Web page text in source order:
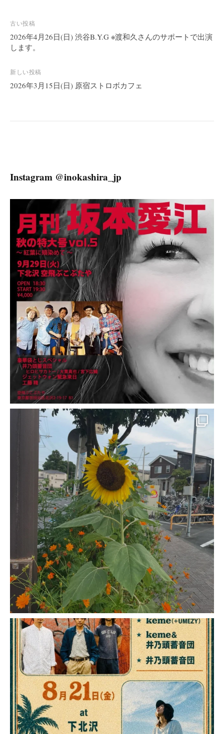
投
稿
ナ
ゲ
ー
古い投稿
2026年4月26日(日) 渋谷B.Y.G ※渡和久さんのサポートで出演
します。
新しい投稿
2026年3月15日(日) 原宿ストロボカフェ
Instagram @inokashira_jp